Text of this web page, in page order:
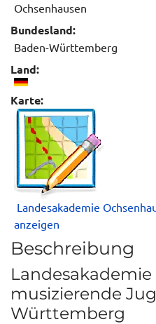
Ochsenhausen
Bundesland:
Baden-Württemberg
Land:
Karte:
Landesakademie
anzeigen
Beschreibung
musizierende
Württemberg